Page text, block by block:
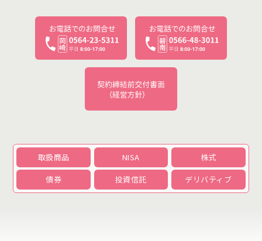
取扱商品 NISA
株式
債券
投資信託 デリバティブ